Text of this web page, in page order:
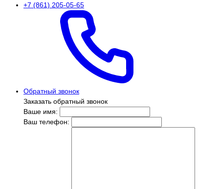
+7 (861) 205-05-65
Обратный звонок
Заказать обратный звонок
Ваше имя:
Ваш телефон: